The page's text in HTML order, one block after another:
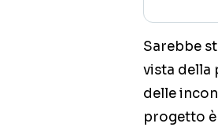
Sarebbe
vista della
delle
progetto è